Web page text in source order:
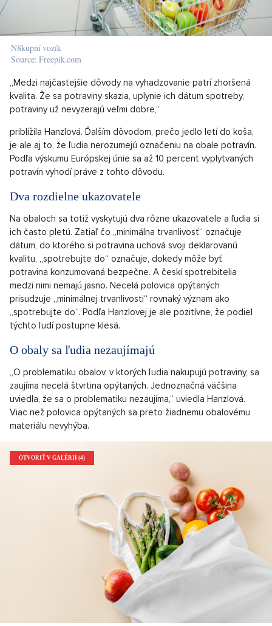
N8kupní vozík
Source: Freepik.com
„Medzi najčastejšie dôvody na vyhadzovanie patrí zhoršená
kvalita. Že sa potraviny skazia, uplynie ich dátum spotreby,
potraviny už nevyzerajú veľmi dobre,“
priblížila Hanzlová. Ďalším dôvodom, prečo jedlo letí do koša,
je ale aj to, že ľudia nerozumejú označeniu na obale potravín.
Podľa výskumu Európskej únie sa až 10 percent vyplytvaných
potravín vyhodí práve z tohto dôvodu.
Dva rozdielne ukazovatele
Na obaloch sa totiž vyskytujú dva rôzne ukazovatele a ľudia si
ich často pletú. Zatiaľ čo „minimálna trvanlivosť“ označuje
dátum, do ktorého si potravina uchová svoji deklarovanú
kvalitu, „spotrebujte do“ označuje, dokedy môže byť
potravina konzumovaná bezpečne. A českí spotrebitelia
medzi nimi nemajú jasno. Necelá polovica opýtaných
prisudzuje „minimálnej trvanlivosti“ rovnaký význam ako
„spotrebujte do“. Podľa Hanzlovej je ale pozitívne, že podiel
týchto ľudí postupne klesá.
O obaly sa ľudia nezaujímajú
„O problematiku obalov, v ktorých ľudia nakupujú potraviny, sa
zaujíma necelá štvrtina opýtaných. Jednoznačná väčšina
uviedla, že sa o problematiku nezaujíma,“ uviedla Hanzlová.
Viac než polovica opýtaných sa preto žiadnemu obalovému
materiálu nevyhýba.
OTVORIŤ V GALÉRII (4)